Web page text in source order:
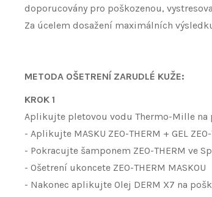
doporucovány pro poškozenou,
Za úcelem dosažení maximálních
METODA OŠETRENÍ ZARUDLÉ KUŽE:
KROK 1
Aplikujte pletovou vodu Thermo-Mille na
- Aplikujte MASKU ZEO-THERM + GEL
- Pokracujte šamponem ZEO-THERM ve
- Ošetrení ukoncete ZEO-THERM MASKOU
- Nakonec aplikujte Olej DERM X7 na